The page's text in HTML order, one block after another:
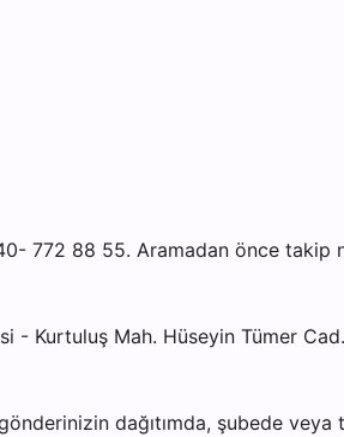
88 55. Aramadan önce takip
- Kurtuluş Mah. Hüseyin Tümer
dağıtımda, şubede